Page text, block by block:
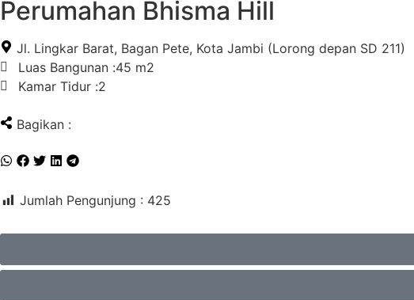
Perumahan Bhisma Hill
Jl. Lingkar Barat, Bagan Pete, Kota Jambi (Lorong depan SD 211)
Luas Bangunan :45 m2
Kamar Tidur :2
Bagikan :
Jumlah Pengunjung : 425